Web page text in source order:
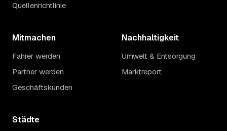
Quellenrichtlinie
Mitmachen
Fahrer werden
Partner werden
Geschäftskunden
Nachhaltigkeit
Umwelt & Entsorgung
Marktreport
Städte